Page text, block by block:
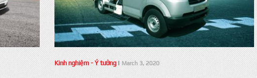
Kinh nghiệm - Ý tưởng| March 3, 2020